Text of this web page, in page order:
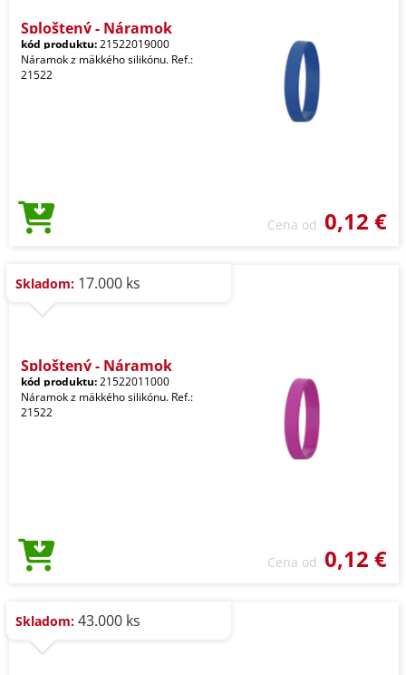
Sploštený - Náramok
kód produktu:21522019000
Náramok z mäkkého silikónu. Ref.:
21522
Cena od 0,12 €
Skladom: 17.000 ks
Sploštený - Náramok
kód produktu:21522011000
Náramok z mäkkého silikónu. Ref.:
21522
Cena od 0,12 €
Skladom: 43.000 ks